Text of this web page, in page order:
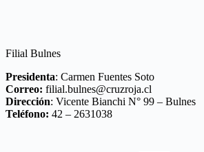
Filial Bulnes
Presidenta: Carmen Fuentes Soto
Correo: filial.bulnes@cruzroja.cl
Dirección: Vicente Bianchi N° 99 – Bulnes
Teléfono: 42 – 2631038